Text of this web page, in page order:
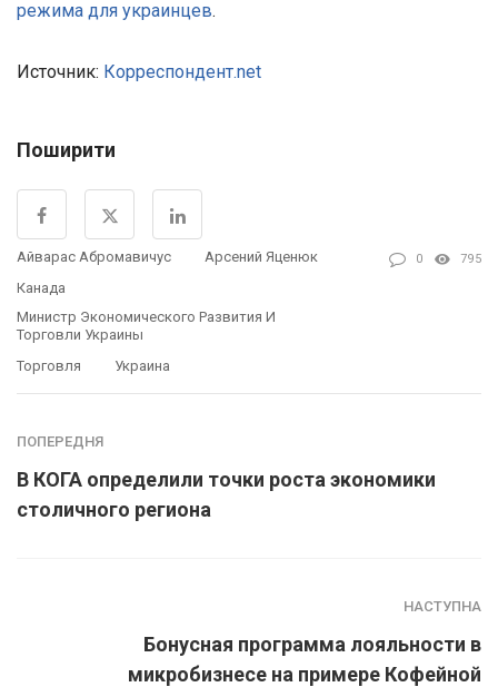
режима для украинцев.
Источник: Корреспондент.net
Поширити
Айварас Абромавичус
Арсений Яценюк
Канада
Министр Экономического Развития И
Торговли Украины
Торговля
Украина
0 795
ПОПЕРЕДНЯ
В КОГА определили точки роста экономики
столичного региона
НАСТУПНА
Бонусная программа лояльности в
микробизнесе на примере Кофейной